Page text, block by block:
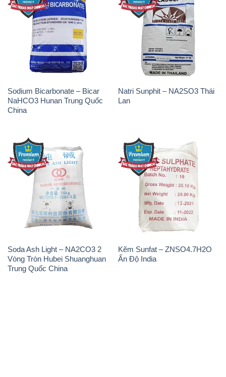
Sodium Bicarbonate – Bicar
NaHCO3 Hunan Trung Quốc
China
Natri Sunphit – NA2SO3 Thái
Lan
Soda Ash Light – NA2CO3 2
Vòng Tròn Hubei Shuanghuan
Trung Quốc China
Kẽm Sunfat – ZNSO4.7H2O
Ấn Độ India